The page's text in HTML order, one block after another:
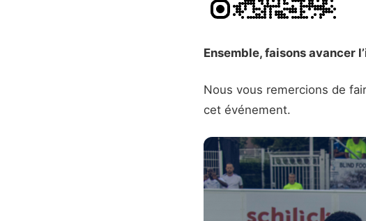
Ensemble, faisons avancer
Nous vous remercions de
cet événement.